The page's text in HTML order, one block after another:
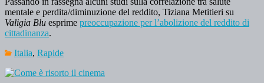
mentale e perdita/diminuzione del reddito, Tiziana Metitieri su
Valigia Blu esprime preoccupazione per l’abolizione del reddito di
cittadinanza.
Italia, Rapide